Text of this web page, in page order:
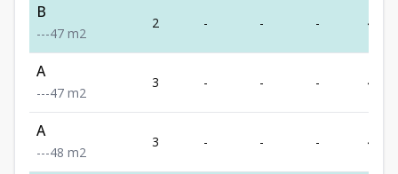
B
---47 m2
2 - - - 47
A
---47 m2
3 - - - 47
A
---48 m2
3 - - - 48